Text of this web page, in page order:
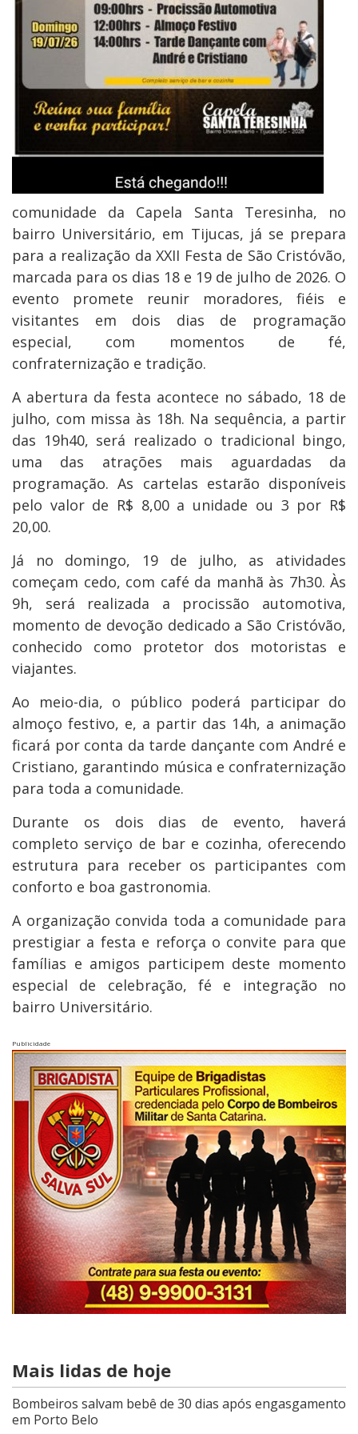
comunidade da Capela Santa Teresinha, no
bairro Universitário, em Tijucas, já se prepara
para a realização da XXII Festa de São Cristóvão,
marcada para os dias 18 e 19 de julho de 2026. O
evento promete reunir moradores, fiéis e
visitantes em dois dias de programação
especial, com momentos de fé,
confraternização e tradição.
A abertura da festa acontece no sábado, 18 de
julho, com missa às 18h. Na sequência, a partir
das 19h40, será realizado o tradicional bingo,
uma das atrações mais aguardadas da
programação. As cartelas estarão disponíveis
pelo valor de R$ 8,00 a unidade ou 3 por R$
20,00.
Já no domingo, 19 de julho, as atividades
começam cedo, com café da manhã às 7h30. Às
9h, será realizada a procissão automotiva,
momento de devoção dedicado a São Cristóvão,
conhecido como protetor dos motoristas e
viajantes.
Ao meio-dia, o público poderá participar do
almoço festivo, e, a partir das 14h, a animação
ficará por conta da tarde dançante com André e
Cristiano, garantindo música e confraternização
para toda a comunidade.
Durante os dois dias de evento, haverá
completo serviço de bar e cozinha, oferecendo
estrutura para receber os participantes com
conforto e boa gastronomia.
A organização convida toda a comunidade para
prestigiar a festa e reforça o convite para que
famílias e amigos participem deste momento
especial de celebração, fé e integração no
bairro Universitário.
Publicidade
Mais lidas de hoje
Bombeiros salvam bebê de 30 dias após engasgamento
em Porto Belo